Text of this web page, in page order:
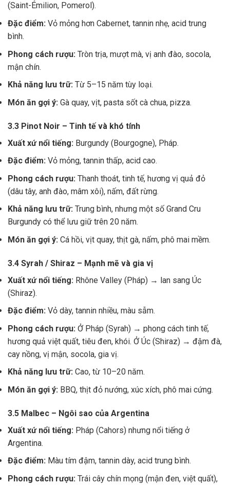
(Saint-Émilion, Pomerol).
Đặc điểm: Vỏ mỏng hơn Cabernet, tannin nhẹ, acid trung
bình.
Phong cách rượu: Tròn trịa, mượt mà, vị anh đào, socola,
mận chín.
Khả năng lưu trữ: Từ 5–15 năm tùy loại.
Món ăn gợi ý: Gà quay, vịt, pasta sốt cà chua, pizza.
3.3 Pinot Noir – Tinh tế và khó tính
Xuất xứ nổi tiếng: Burgundy (Bourgogne), Pháp.
Đặc điểm: Vỏ mỏng, tannin thấp, acid cao.
Phong cách rượu: Thanh thoát, tinh tế, hương vị quả đỏ
(dâu tây, anh đào, mâm xôi), nấm, đất rừng.
Khả năng lưu trữ: Trung bình, nhưng một số Grand Cru
Burgundy có thể lưu giữ trên 20 năm.
Món ăn gợi ý: Cá hồi, vịt quay, thịt gà, nấm, phô mai mềm.
3.4 Syrah / Shiraz – Mạnh mẽ và gia vị
Xuất xứ nổi tiếng: Rhône Valley (Pháp) → lan sang Úc
(Shiraz).
Đặc điểm: Vỏ dày, tannin nhiều, màu sẫm.
Phong cách rượu: Ở Pháp (Syrah) → phong cách tinh tế,
hương quả việt quất, tiêu đen, khói. Ở Úc (Shiraz) → đậm đà,
cay nồng, vị mận, socola, gia vị.
Khả năng lưu trữ: Cao, từ 10–20 năm.
Món ăn gợi ý: BBQ, thịt đỏ nướng, xúc xích, phô mai cứng.
3.5 Malbec – Ngôi sao của Argentina
Xuất xứ nổi tiếng: Pháp (Cahors) nhưng nổi tiếng ở
Argentina.
Đặc điểm: Màu tím đậm, tannin dày, acid trung bình.
Phong cách rượu: Trái cây chín mọng (mận đen, việt quất),